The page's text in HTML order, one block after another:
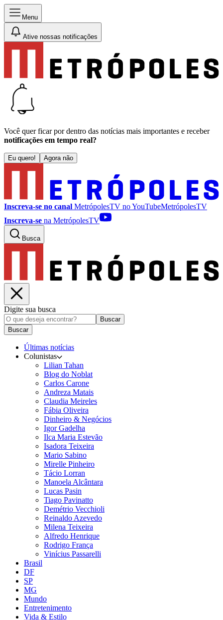
Menu
Ative nossas notificações
Você quer ficar por dentro das notícias mais importantes e receber
notificações em tempo real?
Eu quero! Agora não
Inscreva-se no canal MetrópolesTV noYouTubeMetrópolesTV
Inscreva-se na MetrópolesTV
Busca
Digite sua busca
Buscar
Buscar
Últimas notícias
Colunistas
Lilian Tahan
Blog do Noblat
Carlos Carone
Andreza Matais
Claudia Meireles
Fábia Oliveira
Dinheiro & Negócios
Igor Gadelha
Ilca Maria Estevão
Isadora Teixeira
Mario Sabino
Mirelle Pinheiro
Tácio Lorran
Manoela Alcântara
Lucas Pasin
Tiago Pavinatto
Demétrio Vecchioli
Reinaldo Azevedo
Milena Teixeira
Alfredo Henrique
Rodrigo França
Vinícius Passarelli
Brasil
DF
SP
MG
Mundo
Entretenimento
Vida & Estilo